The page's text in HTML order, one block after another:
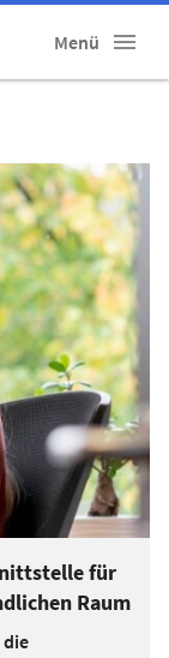
Menü
für
Raum
die